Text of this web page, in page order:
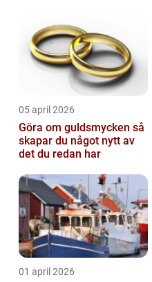
05 april 2026
Göra om guldsmycken så
skapar du något nytt av
det du redan har
01 april 2026